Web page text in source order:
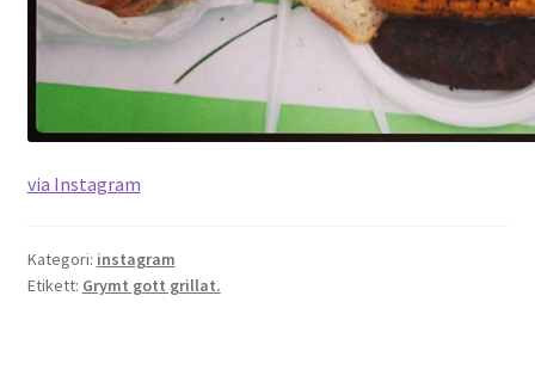
via Instagram
Kategori: instagram
Etikett: Grymt gott grillat.